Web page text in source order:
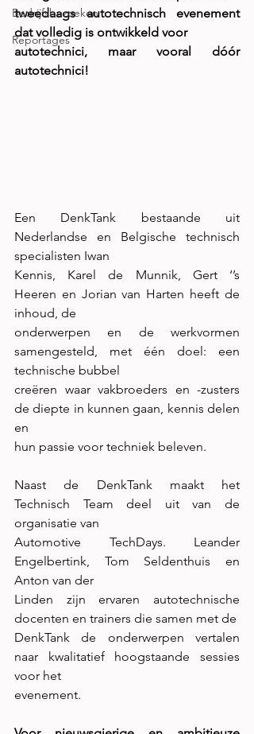
Bedrijfsbezoeken
Reportages
tweedaags autotechnisch evenement
dat volledig is ontwikkeld voor
autotechnici, maar vooral dóór
autotechnici!
Een DenkTank bestaande uit
Nederlandse en Belgische technisch
specialisten Iwan
Kennis, Karel de Munnik, Gert ‘’s
Heeren en Jorian van Harten heeft de
inhoud, de
onderwerpen en de werkvormen
samengesteld, met één doel: een
technische bubbel
creëren waar vakbroeders en -zusters
de diepte in kunnen gaan, kennis delen
en
hun passie voor techniek beleven.
Naast de DenkTank maakt het
Technisch Team deel uit van de
organisatie van
Automotive TechDays. Leander
Engelbertink, Tom Seldenthuis en
Anton van der
Linden zijn ervaren autotechnische
docenten en trainers die samen met de
DenkTank de onderwerpen vertalen
naar kwalitatief hoogstaande sessies
voor het
evenement.